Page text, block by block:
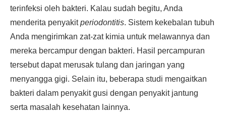
terinfeksi oleh bakteri. Kalau sudah begitu, Anda
menderita penyakitperiodontitis. Sistem kekebalan tubuh
Anda mengirimkan zat-zat kimia untuk melawannya dan
mereka bercampur dengan bakteri. Hasil percampuran
tersebut dapat merusak tulang dan jaringan yang
menyangga gigi. Selain itu, beberapa studi mengaitkan
bakteri dalam penyakit gusi dengan penyakit jantung
serta masalah kesehatan lainnya.